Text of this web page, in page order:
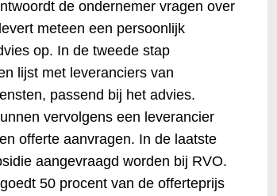
de ondernemer vragen over
meteen een persoonlijk
op. In de tweede stap
lijst met leveranciers van
passend bij het advies.
vervolgens een leverancier
offerte aanvragen. In de laatste
aangevraagd worden bij RVO.
50 procent van de offerteprijs